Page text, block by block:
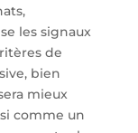
les signaux
de
bien
mieux
comme un